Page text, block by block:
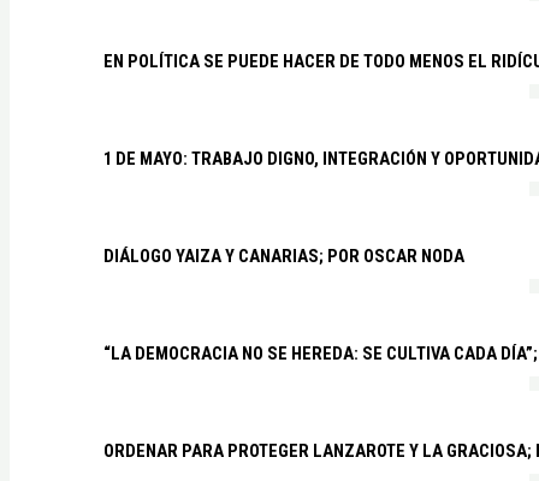
EN POLÍTICA SE PUEDE HACER DE TODO MENOS EL
1 DE MAYO: TRABAJO DIGNO, INTEGRACIÓN Y
DIÁLOGO YAIZA Y CANARIAS; POR OSCAR NODA
“LA DEMOCRACIA NO SE HEREDA: SE CULTIVA CADA
ORDENAR PARA PROTEGER LANZAROTE Y LA